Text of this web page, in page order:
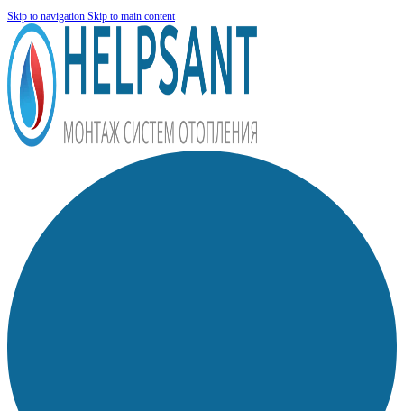
Skip to navigation Skip to main content